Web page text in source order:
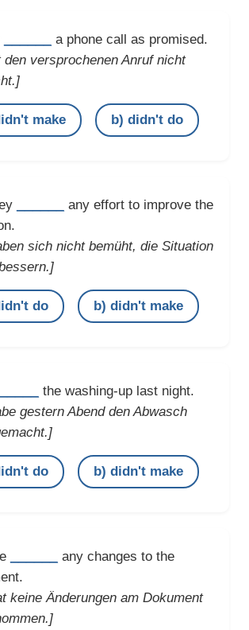
a phone call as promised.
den versprochenen Anruf nicht
make b) didn't do
any effort to improve the
sich nicht bemüht, die Situation
do b) didn't make
the washing-up last night.
gestern Abend den Abwasch
do b) didn't make
any changes to the
keine Änderungen am Dokument